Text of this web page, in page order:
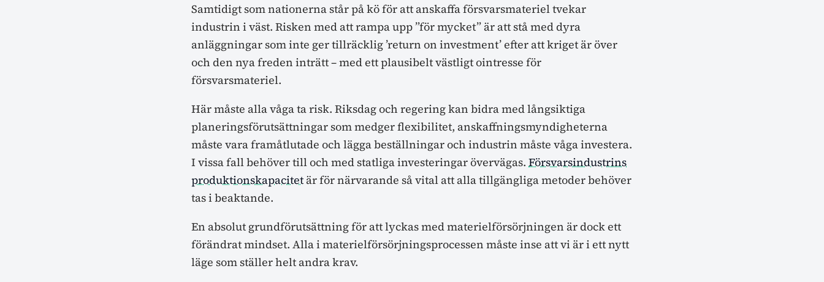
Samtidigt som nationerna står på kö för att anskaffa försvarsmateriel tvekar
industrin i väst. Risken med att rampa upp ”för mycket” är att stå med dyra
anläggningar som inte ger tillräcklig ’return on investment’ efter att kriget är över
och den nya freden inträtt – med ett plausibelt västligt ointresse för
försvarsmateriel.
Här måste alla våga ta risk. Riksdag och regering kan bidra med långsiktiga
planeringsförutsättningar som medger flexibilitet, anskaffningsmyndigheterna
måste vara framåtlutade och lägga beställningar och industrin måste våga investera.
I vissa fall behöver till och med statliga investeringar övervägas. Försvarsindustrins
produktionskapacitet är för närvarande så vital att alla tillgängliga metoder behöver
tas i beaktande.
En absolut grundförutsättning för att lyckas med materielförsörjningen är dock ett
förändrat mindset. Alla i materielförsörjningsprocessen måste inse att vi är i ett nytt
läge som ställer helt andra krav.